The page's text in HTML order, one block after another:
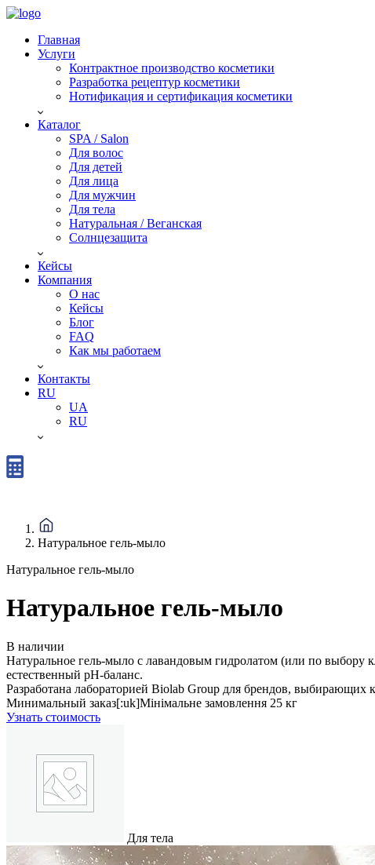
Главная
Услуги
Контрактное производство косметики
Разработка рецептур косметики
Нотификация и сертификация косметики
Каталог
SPA / Salon
Для волос
Для детей
Для лица
Для мужчин
Для тела
Натуральная / Веганская
Солнцезащита
Кейсы
Компания
О нас
Кейсы
Блог
FAQ
Как мы работаем
Контакты
RU
UA
RU
Натуральное гель-мыло
Натуральное гель-мыло
Натуральное гель-мыло
В наличии
Натуральное гель-мыло с лавандовым гидролатом (или по выбору
естественный pH-баланс.
Разработана лабораторией Biolab Group для брендов, выбирающих
Минимальный заказ[:uk]Мінімальне замовлення 25 кг
Узнать стоимость
Для тела